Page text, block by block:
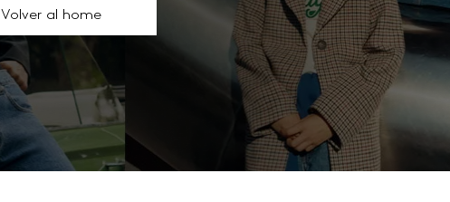
Volver al home